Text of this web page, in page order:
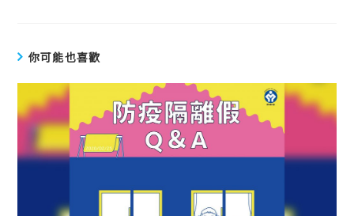
你可能也喜歡